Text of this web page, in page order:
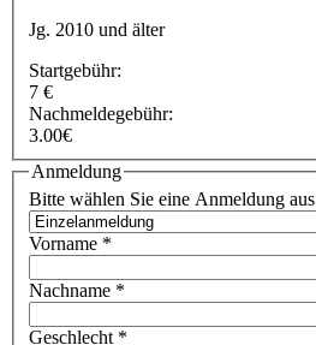
Jg. 2010 und älter
Startgebühr:
7 €
Nachmeldegebühr:
3.00€
Anmeldung
Bitte wählen Sie eine Anmeldung aus
Vorname *
Nachname *
Geschlecht *